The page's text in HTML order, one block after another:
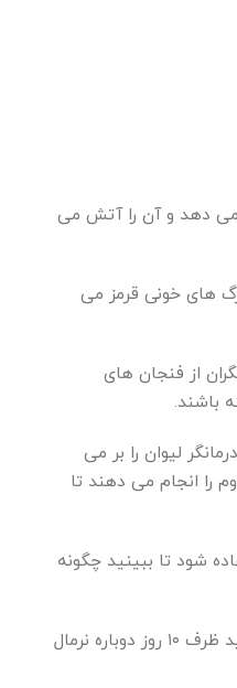
می دهد و آن را آتش می
های خونی قرمز می
از فنجان های
باشند.
می کند. سپس درمانگر لیوان را بر می
انجام می دهند تا
شود تا ببینید چگونه
پس از انجام حجامت، ممکن است یک پماد آنتی بیوتیک و بانداژ برای جلوگیری از عفونت دریافت کنید. پوست شما باید ظرف ۱۰ روز دوباره نرمال